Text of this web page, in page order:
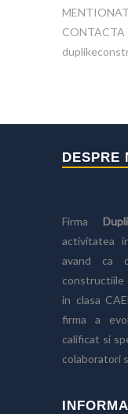
CONTACTA
DESPRE
Firma
activitatea
avand ca
constructiile
in clasa
firma a
calificat si
colaboratori